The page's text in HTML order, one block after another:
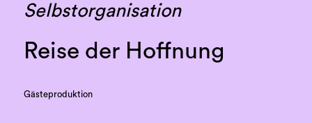
Selbstorganisation
Reise der Hoffnung
Gästeproduktion